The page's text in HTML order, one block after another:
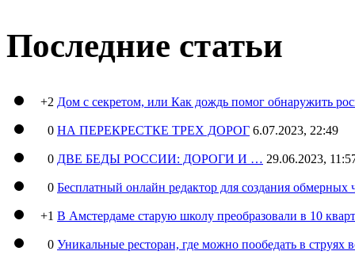
Последние статьи
+2 Дом с секретом, или Как дождь помог обнаружить
0 НА ПЕРЕКРЕСТКЕ ТРЕХ ДОРОГ 6.07.2023, 22:49
0 ДВЕ БЕДЫ РОССИИ: ДОРОГИ И … 29.06.2023,
0 Бесплатный онлайн редактор для создания обмерных
+1 В Амстердаме старую школу преобразовали в 10
0 Уникальные ресторан, где можно пообедать в струях